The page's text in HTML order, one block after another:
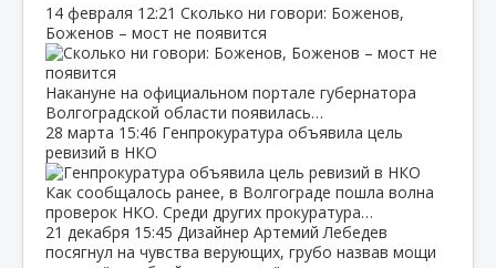
14 февраля 12:21 Сколько ни говори: Боженов,
Боженов – мост не появится
Накануне на официальном портале губернатора
Волгоградской области появилась…
28 марта 15:46 Генпрокуратура объявила цель
ревизий в НКО
Как сообщалось ранее, в Волгограде пошла волна
проверок НКО. Среди других прокуратура…
21 декабря 15:45 Дизайнер Артемий Лебедев
посягнул на чувства верующих, грубо назвав мощи